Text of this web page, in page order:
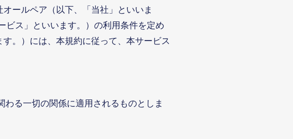
ールペア（以下、「当社」といいま
ビス」といいます。）の利用条件を定め
。）には、本規約に従って、本サービス
る一切の関係に適用されるものとしま